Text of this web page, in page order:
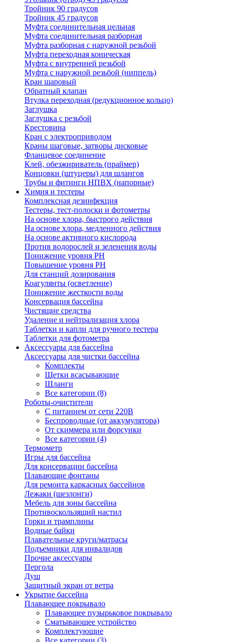
Тройник 90 градусов
Тройник 45 градусов
Муфта соединительная цельная
Муфта соединительная разборная
Муфта разборная с наружной резьбой
Муфта переходная коническая
Муфта с внутренней резьбой
Муфта с наружной резьбой (ниппель)
Кран шаровый
Обратный клапан
Втулка переходная (редукционное кольцо)
Заглушка
Заглушка с резьбой
Крестовина
Кран с электроприводом
Краны шаговые, затворы дисковые
Фланцевое соединение
Клей, обезжириватель (праймер)
Концовки (штуцеры) для шлангов
Трубы и фитинги НПВХ (напорные)
Химия и тестеры
Комплексная дезинфекция
Тестеры, тест-полоски и фотометры
На основе хлора, быстрого действия
На основе хлора, медленного действия
На основе активного кислорода
Против водорослей и зеленения воды
Понижение уровня РН
Повышение уровня РН
Для станций дозирования
Коагулянты (осветление)
Понижение жесткости воды
Консервация бассейна
Чистящие средства
Удаление и нейтрализация хлора
Таблетки и капли для ручного тестера
Таблетки для фотометра
Аксессуары для бассейна
Аксессуары для чистки бассейна
Комплекты
Щетки всасывающие
Шланги
Все категории (8)
Роботы-очистители
С питанием от сети 220В
Беспроводные (от аккумулятора)
От скиммера или форсунки
Все категории (4)
Термометр
Игры для бассейна
Для консервации бассейна
Плавающие фонтаны
Для ремонта каркасных бассейнов
Лежаки (шезлонги)
Мебель для зоны бассейна
Противоскользящий настил
Горки и трамплины
Водные байки
Плавательные круги/матрасы
Подъемники для инвалидов
Прочие аксессуары
Пергола
Душ
Защитный экран от ветра
Укрытие бассейна
Плавающее покрывало
Плавающее пузырьковое покрывало
Сматывающее устройство
Комплектующие
Все категории (3)